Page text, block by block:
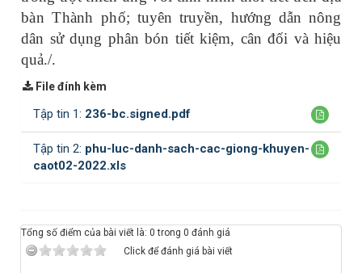
bàn Thành phố; tuyên truyền, hướng dẫn nông
dân sử dụng phân bón tiết kiệm, cân đối và hiệu
quả./.
File đính kèm
Tập tin 1: 236-bc.signed.pdf
Tập tin 2: phu-luc-danh-sach-cac-giong-khuyen-
caot02-2022.xls
Tổng số điểm của bài viết là: 0 trong 0 đánh giá
Click để đánh giá bài viết